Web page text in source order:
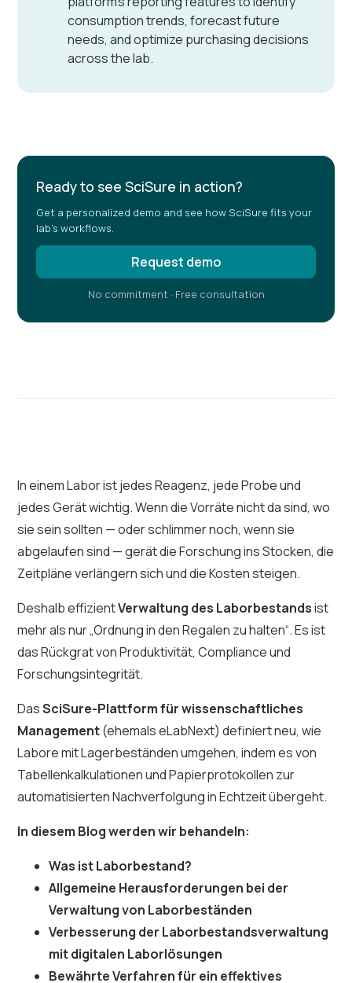
consumption trends, forecast future
needs, and optimize purchasing decisions
across the lab.
Ready to see SciSure in action?
Get a personalized demo and see how SciSure fits your
lab's workflows.
Request demo
No commitment · Free consultation
In einem Labor ist jedes Reagenz, jede Probe und
jedes Gerät wichtig. Wenn die Vorräte nicht da sind, wo
sie sein sollten — oder schlimmer noch, wenn sie
abgelaufen sind — gerät die Forschung ins Stocken, die
Zeitpläne verlängern sich und die Kosten steigen.
Deshalb effizientVerwaltung des Laborbestandsist
mehr als nur „Ordnung in den Regalen zu halten“. Es ist
das Rückgrat von Produktivität, Compliance und
Forschungsintegrität.
DasSciSure-Plattform für wissenschaftliches
Management(ehemals eLabNext) definiert neu, wie
Labore mit Lagerbeständen umgehen, indem es von
Tabellenkalkulationen und Papierprotokollen zur
automatisierten Nachverfolgung in Echtzeit übergeht.
In diesem Blog werden wir behandeln:
Was ist Laborbestand?
Allgemeine Herausforderungen bei der
Verwaltung von Laborbeständen
Verbesserung der Laborbestandsverwaltung
mit digitalen Laborlösungen
Bewährte Verfahren für ein effektives